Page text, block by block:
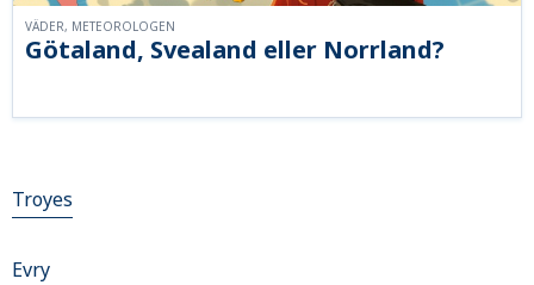
Götaland, Svealand eller Norrland?
VÄDER, METEOROLOGEN
Troyes
Evry